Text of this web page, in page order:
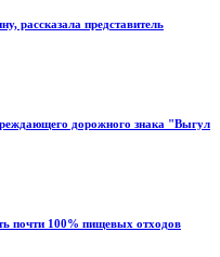
рассказала представитель
дорожного знака "Выгул
почти 100% пищевых отходов